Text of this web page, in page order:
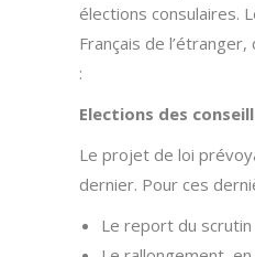
élections consulaires.
Français de
:
Elections des
Le projet de loi
dernier. Pour ces
Le report du